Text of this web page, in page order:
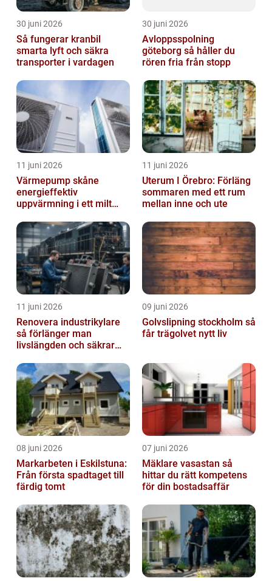
30 juni 2026
Så fungerar kranbil
smarta lyft och säkra
transporter i vardagen
30 juni 2026
Avloppsspolning
göteborg så håller du
rören fria från stopp
11 juni 2026
Värmepump skåne
energieffektiv
uppvärmning i ett milt
11 juni 2026
Uterum I Örebro: Förläng
sommaren med ett rum
mellan inne och ute
11 juni 2026
Renovera industrikylare
så förlänger man
livslängden och säkrar
09 juni 2026
Golvslipning stockholm så
får trägolvet nytt liv
08 juni 2026
Markarbeten i Eskilstuna:
Från första spadtaget till
färdig tomt
07 juni 2026
Mäklare vasastan så
hittar du rätt kompetens
för din bostadsaffär